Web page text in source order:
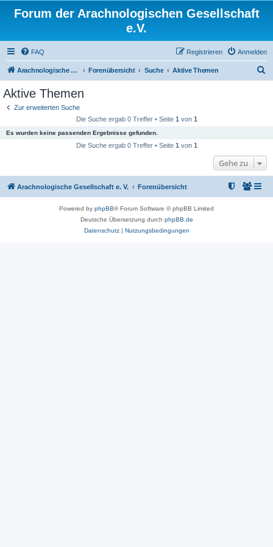
Forum der Arachnologischen Gesellschaft
e.V.
FAQ Anmelden
Registrieren
Arachnologische Gesellschaft e. V. Forenübersicht Suche Aktive Themen
Aktive Themen
Zur erweiterten Suche
Die Suche ergab 0 Treffer • Seite 1 von 1
Es wurden keine passenden Ergebnisse gefunden.
Die Suche ergab 0 Treffer • Seite 1 von 1
Gehe zu
Arachnologische Gesellschaft e. V. Forenübersicht
Powered by phpBB® Forum Software © phpBB Limited
Deutsche Übersetzung durch phpBB.de
Datenschutz| Nutzungsbedingungen